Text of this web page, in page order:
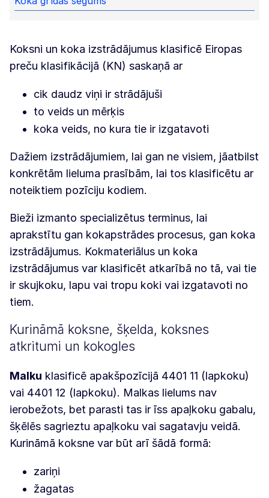
Koksni un koka izstrādājumus klasificē Eiropas
preču klasifikācijā (KN) saskaņā ar
cik daudz viņi ir strādājuši
to veids un mērķis
koka veids, no kura tie ir izgatavoti
Dažiem izstrādājumiem, lai gan ne visiem, jāatbilst
konkrētām lieluma prasībām, lai tos klasificētu ar
noteiktiem pozīciju kodiem.
Bieži izmanto specializētus terminus, lai
aprakstītu gan kokapstrādes procesus, gan koka
izstrādājumus. Kokmateriālus un koka
izstrādājumus var klasificēt atkarībā no tā, vai tie
ir skujkoku, lapu vai tropu koki vai izgatavoti no
tiem.
Kurināmā koksne, šķelda, koksnes
atkritumi un kokogles
Malku klasificē apakšpozīcijā 4401 11 (lapkoku)
vai 4401 12 (lapkoku). Malkas lielums nav
ierobežots, bet parasti tas ir īss apaļkoku gabalu,
šķēlēs sagrieztu apaļkoku vai sagatavju veidā.
Kurināmā koksne var būt arī šādā formā:
zariņi
žagatas